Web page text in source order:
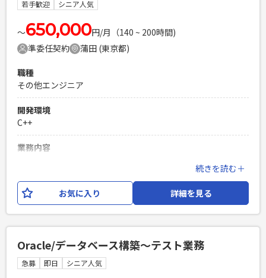
程全体を推進し品質を担保する
必須スキル
・システム開発経験がある方 ・プロジェクト管理業務全般の
PHPを用いたWebサービスの開発経験4年以上
エンジニア複数人のチームでの開発経験
若手歓迎 シニア人気
〜650,000円/月（140 ~ 200時間)
準委任契約
蒲田 (東京都)
職種
その他エンジニア
開発環境
C++
業務内容
示や、レーザー光線を使用した被弾判定等を行う。 次期シス
テムに向けた機能改修もあり。 - 案件1：プラットフォーム
変更（OS変更、64bit化、非互換対応） - 案件2：次期シス
処理 - 地図上で弾道の位置・角度を元にした影響範囲の計算
処理
続きを読む＋
お気に入り 詳細を見る
Oracle/データベース構築〜テスト業務
急募 即日 シニア人気